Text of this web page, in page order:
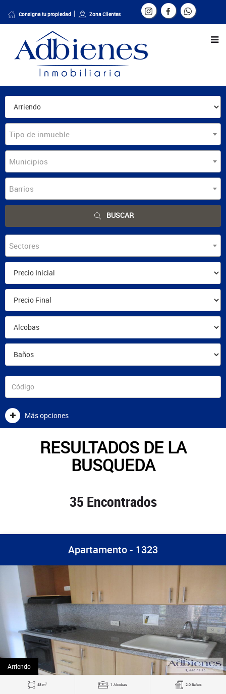
Consigna tu propiedad Zona Clientes
Tipo de inmueble
Municipios
Barrios
BUSCAR
Sectores
Más opciones
RESULTADOS DE LA
BUSQUEDA
35 Encontrados
Apartamento - 1323
Arriendo
48 m2 1 Alcobas 2.0 Baños